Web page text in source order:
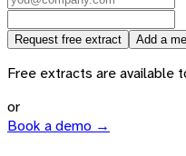
Request free extract Add a
Free extracts are available
or
Book a demo →